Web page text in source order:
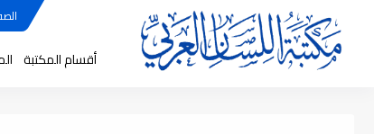
أقسام المكتبة